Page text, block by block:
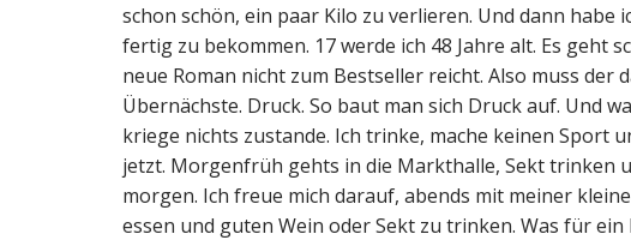
schon schön, ein paar Kilo zu verlieren. Und dann habe
fertig zu bekommen. 17 werde ich 48 Jahre alt. Es geht
neue Roman nicht zum Bestseller reicht. Also muss der
Übernächste. Druck. So baut man sich Druck auf. Und
kriege nichts zustande. Ich trinke, mache keinen Sport
jetzt. Morgenfrüh gehts in die Markthalle, Sekt trinken
morgen. Ich freue mich darauf, abends mit meiner
essen und guten Wein oder Sekt zu trinken. Was für ein